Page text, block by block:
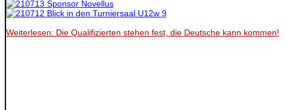
Weiterlesen: Die Qualifizierten stehen fest, die Deutsche kann kommen!